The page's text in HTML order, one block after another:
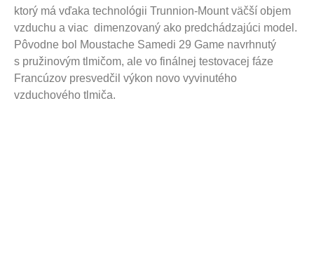
ktorý má vďaka technológii Trunnion-Mount väčší objem
vzduchu a viac dimenzovaný ako predchádzajúci model.
Pôvodne bol Moustache Samedi 29 Game navrhnutý
s pružinovým tlmičom, ale vo finálnej testovacej fáze
Francúzov presvedčil výkon novo vyvinutého
vzduchového tlmiča.